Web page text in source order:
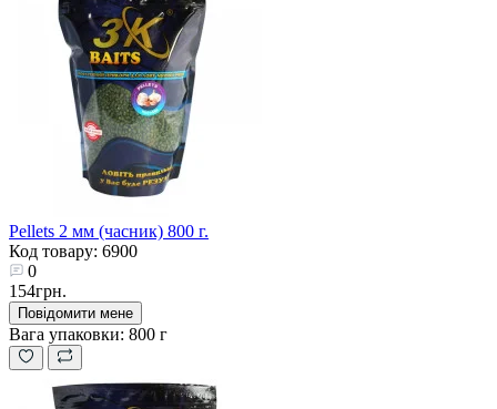
Pellets 2 мм (часник) 800 г.
Код товару: 6900
0
154грн.
Повідомити мене
Вага упаковки: 800 г